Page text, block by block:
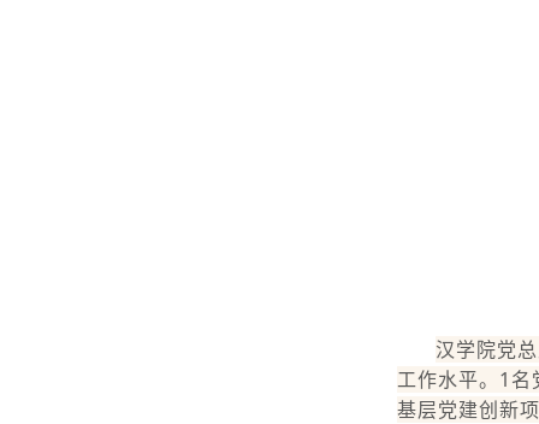
汉学院党
工作水平。1
基层党建创新